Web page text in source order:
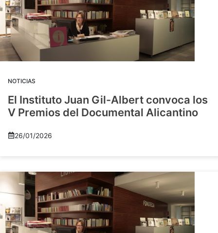
NOTICIAS
El Instituto Juan Gil-Albert convoca los
V Premios del Documental Alicantino
26/01/2026